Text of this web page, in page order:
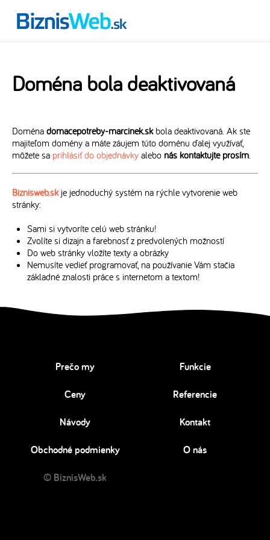
Doména bola deaktivovaná
Doména domacepotreby-marcinek.skbola deaktivovaná. Ak ste
majiteľom domény a máte záujem túto doménu ďalej využívať,
môžete sa prihlásiť do objednávky alebo nás kontaktujte prosím.
Biznisweb.skje jednoduchý systém na rýchle vytvorenie web
stránky:
Sami si vytvoríte celú web stránku!
Zvolíte si dizajn a farebnosť z predvolených možností
Do web stránky vložíte texty a obrázky
Nemusíte vedieť programovať, na používanie Vám stačia
základné znalosti práce s internetom a textom!
Prečo my Funkcie
Ceny Referencie
Návody Kontakt
Obchodné podmienky O nás
© BiznisWeb.sk